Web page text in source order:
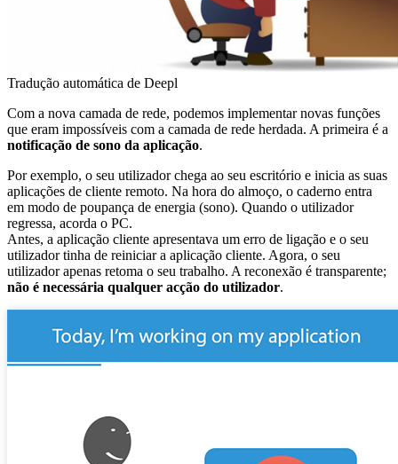
Tradução automática de Deepl
Com a nova camada de rede, podemos implementar novas funções
que eram impossíveis com a camada de rede herdada. A primeira é a
notificação de sono da aplicação.
Por exemplo, o seu utilizador chega ao seu escritório e inicia as suas
aplicações de cliente remoto. Na hora do almoço, o caderno entra
em modo de poupança de energia (sono). Quando o utilizador
regressa, acorda o PC.
Antes, a aplicação cliente apresentava um erro de ligação e o seu
utilizador tinha de reiniciar a aplicação cliente. Agora, o seu
utilizador apenas retoma o seu trabalho. A reconexão é transparente;
não é necessária qualquer acção do utilizador.